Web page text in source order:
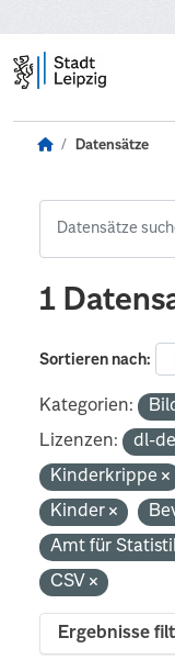
Datensätze
1
Sortieren nach
Kategorien:
Lizenzen:
dl-
Kinderkrippe
Kinder
Amt für
CSV
Ergebnisse